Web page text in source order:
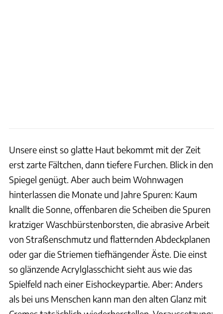
Unsere einst so glatte Haut bekommt mit der Zeit
erst zarte Fältchen, dann tiefere Furchen. Blick in den
Spiegel genügt. Aber auch beim Wohnwagen
hinterlassen die Monate und Jahre Spuren: Kaum
knallt die Sonne, offenbaren die Scheiben die Spuren
kratziger Waschbürstenborsten, die abrasive Arbeit
von Straßenschmutz und flatternden Abdeckplanen
oder gar die Striemen tiefhängender Äste. Die einst
so glänzende Acrylglasschicht sieht aus wie das
Spielfeld nach einer Eishockeypartie. Aber: Anders
als bei uns Menschen kann man den alten Glanz mit